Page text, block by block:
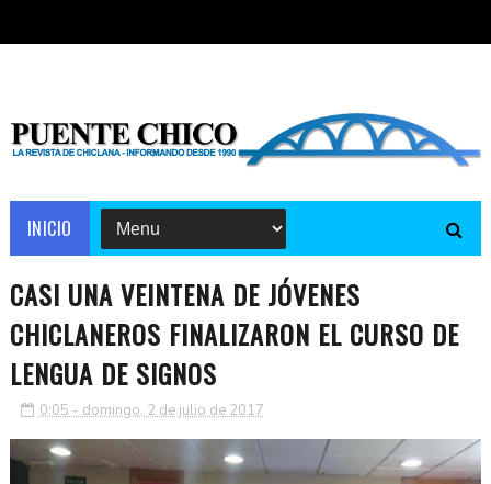
INICIO
CASI UNA VEINTENA DE JÓVENES
CHICLANEROS FINALIZARON EL CURSO DE
LENGUA DE SIGNOS
0:05 - domingo, 2 de julio de 2017